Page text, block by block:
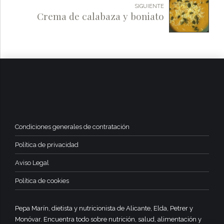
SIGUIENTE
Crema de calabaza y boniato
Condiciones generales de contratación
Política de privacidad
Aviso Legal
Política de cookies
Pepa Marín, dietista y nutricionista de Alicante, Elda, Petrer y
Monóvar. Encuentra todo sobre nutrición, salud, alimentación y